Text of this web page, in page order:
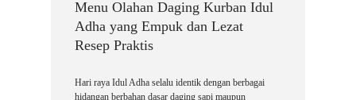
Menu Olahan Daging Kurban Idul
Adha yang Empuk dan Lezat
Resep Praktis
Hari raya Idul Adha selalu identik dengan berbagai
hidangan berbahan dasar daging sapi maupun